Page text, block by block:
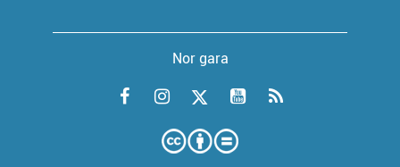
Nor gara